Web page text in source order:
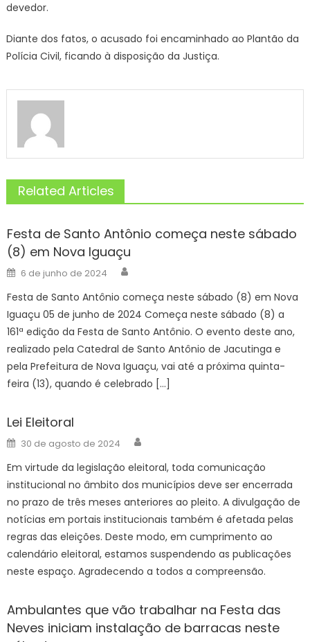
devedor.
Diante dos fatos, o acusado foi encaminhado ao Plantão da
Polícia Civil, ficando à disposição da Justiça.
Related Articles
Festa de Santo Antônio começa neste sábado
(8) em Nova Iguaçu
Posted
on
6 de junho de 2024
Festa de Santo Antônio começa neste sábado (8) em Nova
Iguaçu 05 de junho de 2024 Começa neste sábado (8) a
161ª edição da Festa de Santo Antônio. O evento deste ano,
realizado pela Catedral de Santo Antônio de Jacutinga e
pela Prefeitura de Nova Iguaçu, vai até a próxima quinta-
feira (13), quando é celebrado […]
Lei Eleitoral
Posted
on
30 de agosto de 2024
Em virtude da legislação eleitoral, toda comunicação
institucional no âmbito dos municípios deve ser encerrada
no prazo de três meses anteriores ao pleito. A divulgação de
notícias em portais institucionais também é afetada pelas
regras das eleições. Deste modo, em cumprimento ao
calendário eleitoral, estamos suspendendo as publicações
neste espaço. Agradecendo a todos a compreensão.
Ambulantes que vão trabalhar na Festa das
Neves iniciam instalação de barracas neste